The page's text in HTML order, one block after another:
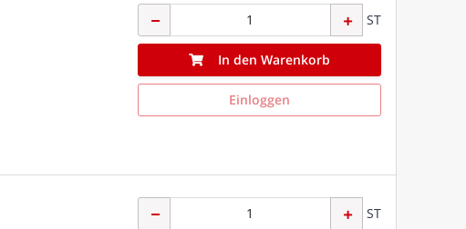
ST
In den Warenkorb
Einloggen
ST